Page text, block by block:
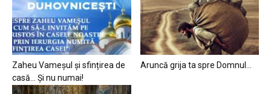
Zaheu Vameșul și sfințirea de
casă… Și nu numai!
Aruncă grija ta spre Domnul…